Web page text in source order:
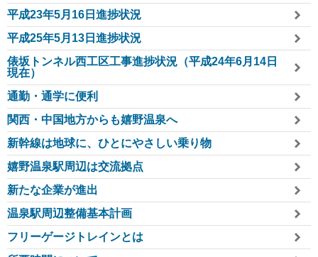
平成23年5月16日進捗状況
平成25年5月13日進捗状況
俵坂トンネル西工区工事進捗状況（平成24年6月14日
現在）
通勤・通学に便利
関西・中国地方からも嬉野温泉へ
新幹線は地球に、ひとにやさしい乗り物
嬉野温泉駅周辺は交流拠点
新たな企業が進出
温泉駅周辺整備基本計画
フリーゲージトレインとは